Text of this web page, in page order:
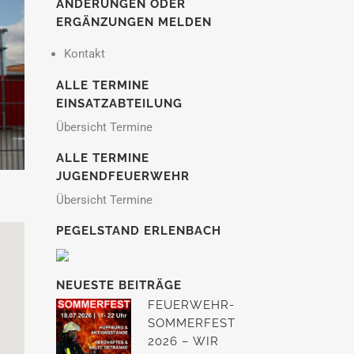
ÄNDERUNGEN ODER
ERGÄNZUNGEN MELDEN
Kontakt
ALLE TERMINE
EINSATZABTEILUNG
Übersicht Termine
ALLE TERMINE
JUGENDFEUERWEHR
Übersicht Termine
PEGELSTAND ERLENBACH
NEUESTE BEITRÄGE
FEUERWEHR-
SOMMERFEST
2026 – WIR